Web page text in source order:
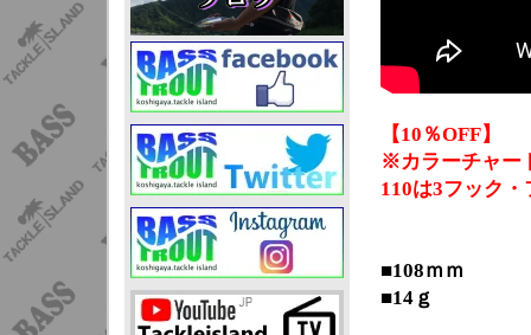
【10％OFF】
※カラーチャー
110は3フック
■108ｍｍ
■14ｇ